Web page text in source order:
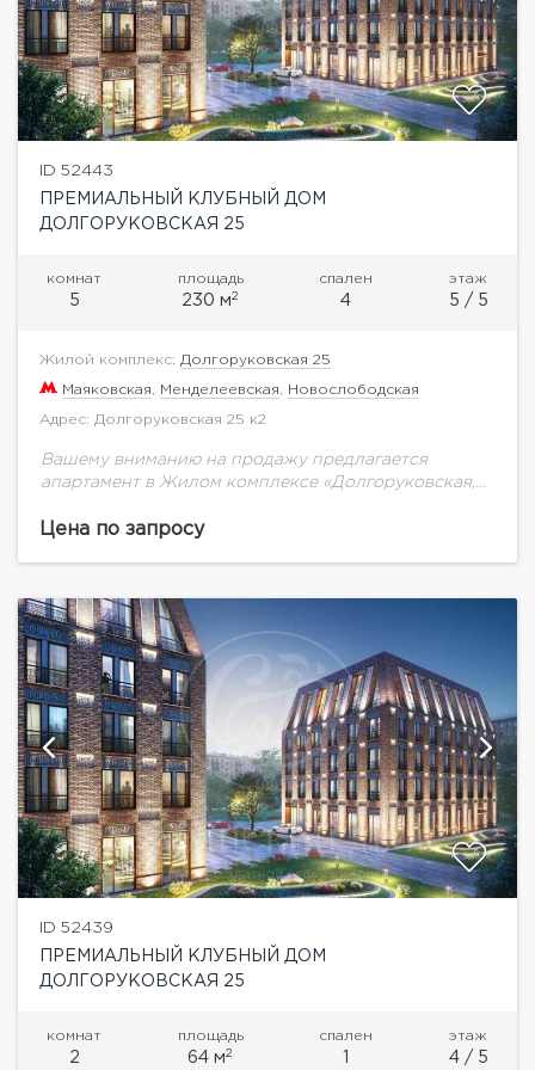
ID 52443
ПРЕМИАЛЬНЫЙ КЛУБНЫЙ ДОМ
ДОЛГОРУКОВСКАЯ 25
комнат
5
площадь
230 м2
спален
4
этаж
5 / 5
Жилой комплекс: Долгоруковская 25
Маяковская Менделеевская Новослободская
Адрес: Долгоруковская 25 к2
Вашему вниманию на продажу предлагается
апартамент в Жилом комплексе «Долгоруковская,
комплекс «бизнес-класса» «Долгоруковская, 25»
Цена по запросу
ID 52439
ПРЕМИАЛЬНЫЙ КЛУБНЫЙ ДОМ
ДОЛГОРУКОВСКАЯ 25
комнат
2
площадь
64 м2
спален
1
этаж
4 / 5